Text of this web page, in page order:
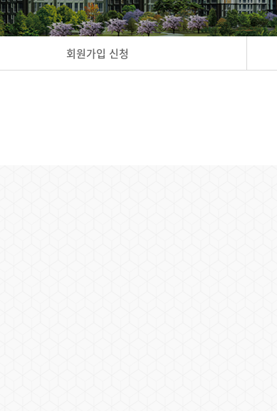
회원가입 신청